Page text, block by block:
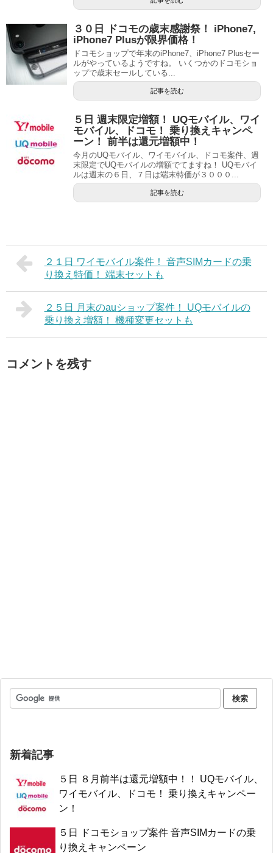
３０日 ドコモの歳末感謝祭！ iPhone7,
iPhone7 Plusが限界価格！
ドコモショップで年末のiPhone7、iPhone7 Plusセー
ルがやっているようですね。 いくつかのドコモショ
ップで歳末セールしている...
記事を読む
５日 週末限定増額！ UQモバイル、ワイ
モバイル、ドコモ！ 乗り換えキャンペ
ーン！ 前半は還元増額中！
今月のUQモバイル、ワイモバイル、ドコモ案件、週
末限定でUQモバイルの増額でてますね！ UQモバイ
ルは週末の６日、７日は端末特価が３０００...
記事を読む
２１日 ワイモバイル案件！ 音声SIMカードの乗
り換え特価！ 端末セットも
２５日 月末のauショップ案件！ UQモバイルの
乗り換え増額！ 機種変更セットも
コメントを残す
新着記事
５日 ８月前半は還元増額中！！ UQモバイル、
ワイモバイル、ドコモ！ 乗り換えキャンペー
ン！
５日 ドコモショップ案件 音声SIMカードの乗
り換えキャンペーン